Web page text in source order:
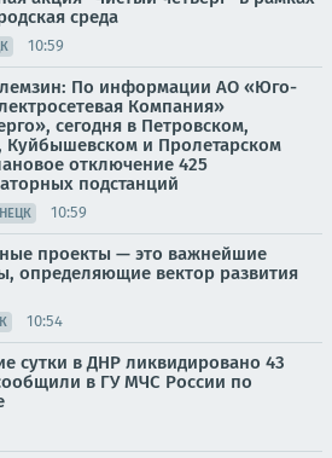
среда
10:59
По информации АО «Юго-
Компания»
сегодня в Петровском,
Куйбышевском и Пролетарском
отключение 425
подстанций
10:59
проекты — это важнейшие
определяющие вектор развития
10:54
сутки в ДНР ликвидировано 43
в ГУ МЧС России по